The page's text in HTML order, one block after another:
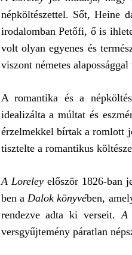
népköltészettel. Sőt, Heine
irodalomban Petőfi, ő is
volt olyan egyenes és
viszont németes
A romantika és a
idealizálta a múltat és
érzelmekkel bírtak a romlott
tisztelte a romantikus
A Loreleyelőször 1826-ban
ben aDalok könyvében,
rendezve adta ki verseit.A
versgyűjtemény páratlan